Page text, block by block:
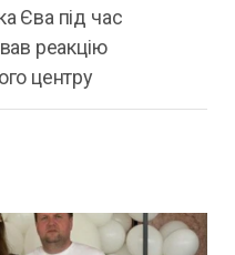
Єва під час
реакцію
центру